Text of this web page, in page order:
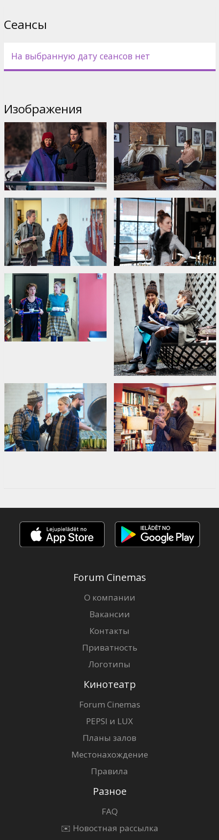
Сеансы
На выбранную дату сеансов нет
Изображения
Forum Cinemas
О компании
Вакансии
Контакты
Приватность
Логотипы
Кинотеатр
Forum Cinemas
PEPSI и LUX
Планы залов
Местонахождение
Правила
Разное
FAQ
✉️ Новостная рассылка